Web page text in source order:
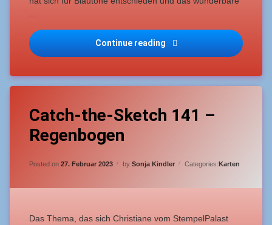
Continue reading Catch the Sketch #143
Catch-the-Sketch 141 –
Regenbogen
Posted on 27. Februar 2023 by Sonja Kindler Categories:Karten
Das Thema, das sich Christiane vom StempelPalast
Anfänger
Catch
mittelschwer
a
Comment
on
Catch-
Sketch